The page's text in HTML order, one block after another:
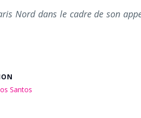
Nord dans le cadre de son
Santos